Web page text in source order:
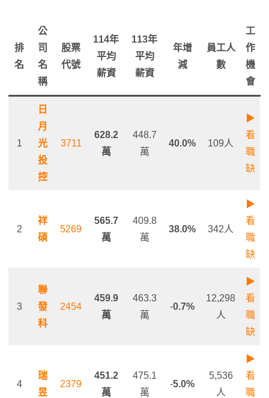
排
名
公
司
名
稱
股票
代號
114年
平均
薪資
113年
平均
薪資
年增
減
員工人
數
工
作
機
會
1
日
月
光
投
控
3711
628.2
萬
448.7
萬
40.0% 109人
▶
看
職
缺
2
祥
碩
5269
565.7
萬
409.8
萬
38.0% 342人
▶
看
職
缺
3
聯
發
科
2454
459.9
萬
463.3
萬
-0.7%
12,298
人
▶
看
職
缺
4
瑞
昱
2379
451.2
萬
475.1
萬
-5.0%
5,536
人
▶
看
職